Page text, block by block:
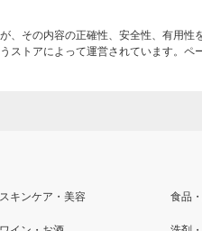
、その内容の正確性、安全性、有用性
ストアによって運営されています。
キンケア・美容 食品